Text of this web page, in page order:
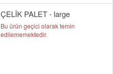
ÇELİK PALET - large
Bu ürün geçici olarak temin
edilememektedir.